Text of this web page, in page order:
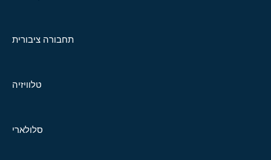
תחבורה ציבורית
טלוויזיה
סלולארי